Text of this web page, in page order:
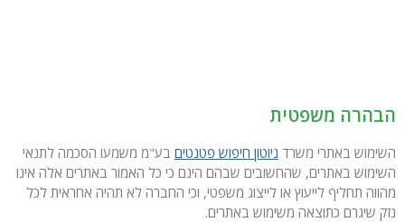
הבהרה משפטית
השימוש באתרי משרד ניוטון חיפוש פטנטים בע"מ משמעו הסכמה לתנאי
השימוש באתרים, שהחשובים שבהם הינם כי כל האמור באתרים אלה אינו
מהווה תחליף לייעוץ או לייצוג משפטי, וכי החברה לא תהיה אחראית לכל
נזק שיגרם כתוצאה משימוש באתרים.